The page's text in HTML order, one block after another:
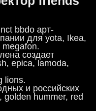
bbdo арт-
для yota, Ikea,
создает
epica, lamoda,
lions.
и российских
golden hummer, red